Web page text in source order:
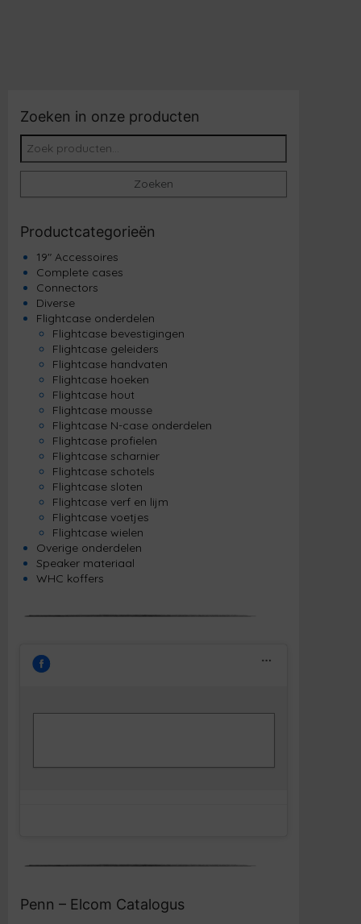
Zoeken in onze producten
Zoeken naar:
Zoeken
Productcategorieën
19" Accessoires
Complete cases
Connectors
Diverse
Flightcase onderdelen
Flightcase bevestigingen
Flightcase geleiders
Flightcase handvaten
Flightcase hoeken
Flightcase hout
Flightcase mousse
Flightcase N-case onderdelen
Flightcase profielen
Flightcase scharnier
Flightcase schotels
Flightcase sloten
Flightcase verf en lijm
Flightcase voetjes
Flightcase wielen
Overige onderdelen
Speaker materiaal
WHC koffers
Penn – Elcom Catalogus